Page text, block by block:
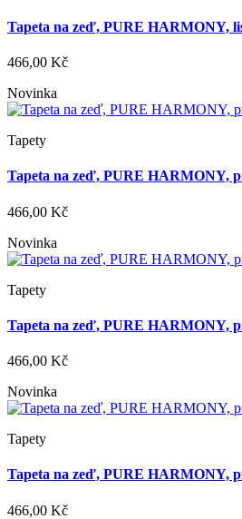
Tapeta na zeď, PURE HARMONY,
466,00 Kč
Novinka
Tapety
Tapeta na zeď, PURE HARMONY,
466,00 Kč
Novinka
Tapety
Tapeta na zeď, PURE HARMONY,
466,00 Kč
Novinka
Tapety
Tapeta na zeď, PURE HARMONY,
466,00 Kč